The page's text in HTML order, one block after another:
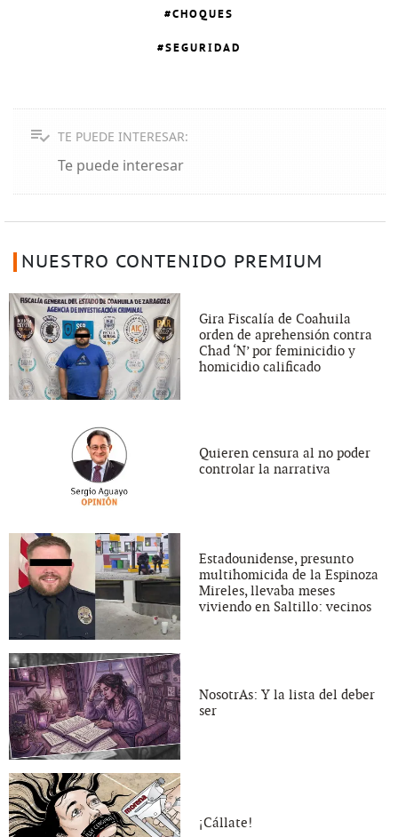
CHOQUES
SEGURIDAD
TE PUEDE INTERESAR:
Te puede interesar
NUESTRO CONTENIDO PREMIUM
Gira Fiscalía de Coahuila
orden de aprehensión contra
Chad ‘N’ por feminicidio y
homicidio calificado
Quieren censura al no poder
controlar la narrativa
Estadounidense, presunto
multihomicida de la Espinoza
Mireles, llevaba meses
viviendo en Saltillo: vecinos
NosotrAs: Y la lista del deber
ser
¡Cállate!